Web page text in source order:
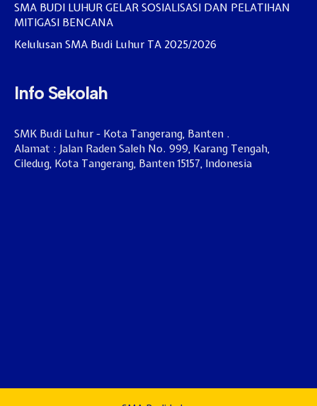
SMA BUDI LUHUR GELAR SOSIALISASI DAN PELATIHAN
MITIGASI BENCANA
Kelulusan SMA Budi Luhur TA 2025/2026
Info Sekolah
SMK Budi Luhur - Kota Tangerang, Banten .
Alamat : Jalan Raden Saleh No. 999, Karang Tengah,
Ciledug, Kota Tangerang, Banten 15157, Indonesia